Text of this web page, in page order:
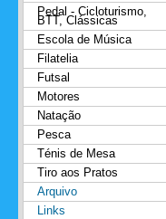
Pedal - Cicloturismo,
BTT, Clássicas
Escola de Música
Filatelia
Futsal
Motores
Natação
Pesca
Ténis de Mesa
Tiro aos Pratos
Arquivo
Links